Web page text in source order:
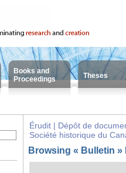
Books and
Proceedings
Theses
Érudit | Dépôt de
Société historique du
Browsing « Bulletin »